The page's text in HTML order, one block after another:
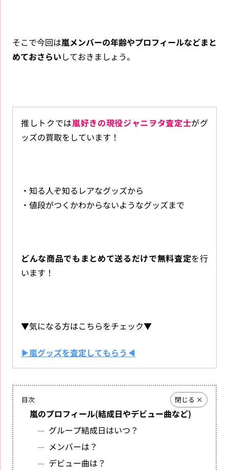
そこで今回は嵐メンバーの年齢やプロフィールなどまと
めておさらいしておきましょう。
推しトクでは嵐好きの現役ジャニヲタ査定士がグ
ッズの買取をしています！
・知る人ぞ知るレアなグッズから
・値段がつくかわからないようなグッズまで
どんな商品でもまとめて送るだけで無料査定を行
います！
▼気になる方はこちらをチェック▼
▶嵐グッズを査定してもらう◀
目次
嵐のプロフィール(結成日やデビュー曲など)
グループ結成日はいつ？
メンバーは？
デビュー曲は？